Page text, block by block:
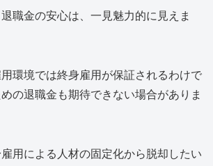
職金の安心は、一見魅力的に見えま
環境では終身雇用が保証されるわけで
の退職金も期待できない場合がありま
用による人材の固定化から脱却したい